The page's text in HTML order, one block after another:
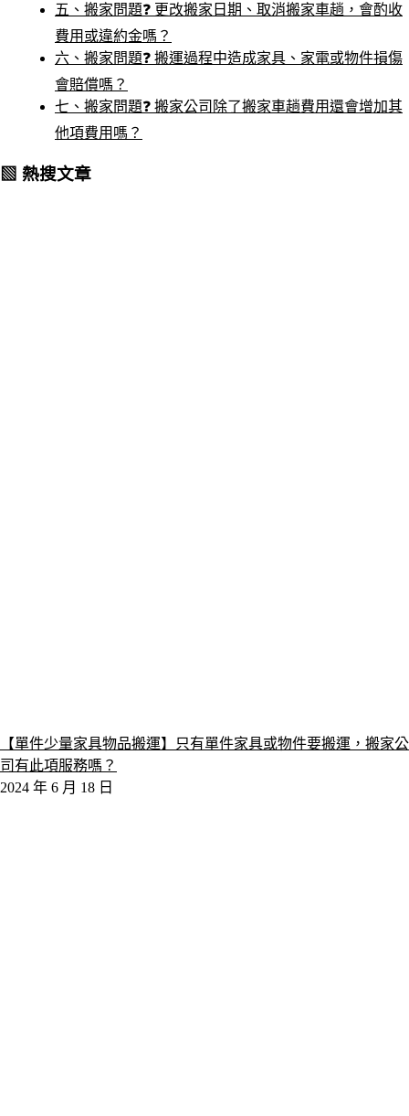
五、搬家問題❓ 更改搬家日期、取消搬家車趟，會酌收
費用或違約金嗎？
六、搬家問題❓ 搬運過程中造成家具、家電或物件損傷
會賠償嗎？
七、搬家問題❓ 搬家公司除了搬家車趟費用還會增加其
他項費用嗎？
▧ 熱搜文章
【單件少量家具物品搬運】只有單件家具或物件要搬運，搬家公
司有此項服務嗎？
2024 年 6 月 18 日